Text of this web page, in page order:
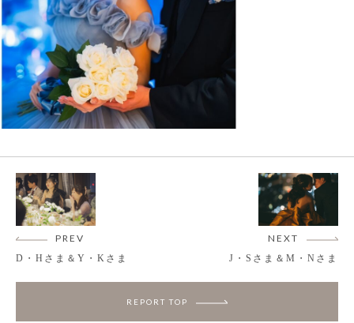
PREV
D・Hさま＆Y・Kさま
NEXT
J・Sさま＆M・Nさま
REPORT TOP